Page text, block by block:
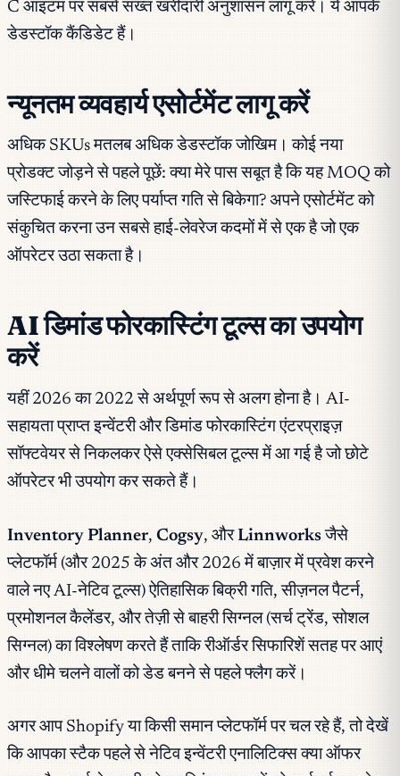
C आइटम पर सबसे सख्त खरीदारी अनुशासन लागू करें। ये आपके
डेडस्टॉक कैंडिडेट हैं।
न्यूनतम व्यवहार्य एसोर्टमेंट लागू करें
अधिक SKUs मतलब अधिक डेडस्टॉक जोखिम। कोई नया
प्रोडक्ट जोड़ने से पहले पूछें: क्या मेरे पास सबूत है कि यह MOQ को
जस्टिफाई करने के लिए पर्याप्त गति से बिकेगा? अपने एसोर्टमेंट को
संकुचित करना उन सबसे हाई-लेवरेज कदमों में से एक है जो एक
ऑपरेटर उठा सकता है।
AI डिमांड फोरकास्टिंग टूल्स का उपयोग
करें
यहीं 2026 का 2022 से अर्थपूर्ण रूप से अलग होना है। AI-
सहायता प्राप्त इन्वेंटरी और डिमांड फोरकास्टिंग एंटरप्राइज़
सॉफ्टवेयर से निकलकर ऐसे एक्सेसिबल टूल्स में आ गई है जो छोटे
ऑपरेटर भी उपयोग कर सकते हैं।
Inventory Planner, Cogsy, औरLinnworksजैसे
प्लेटफॉर्म (और 2025 के अंत और 2026 में बाज़ार में प्रवेश करने
वाले नए AI-नेटिव टूल्स) ऐतिहासिक बिक्री गति, सीज़नल पैटर्न,
प्रमोशनल कैलेंडर, और तेज़ी से बाहरी सिग्नल (सर्च ट्रेंड, सोशल
सिग्नल) का विश्लेषण करते हैं ताकि रीऑर्डर सिफारिशें सतह पर आएं
और धीमे चलने वालों को डेड बनने से पहले फ्लैग करें।
अगर आप Shopify या किसी समान प्लेटफॉर्म पर चल रहे हैं, तो देखें
कि आपका स्टैक पहले से नेटिव इन्वेंटरी एनालिटिक्स क्या ऑफर